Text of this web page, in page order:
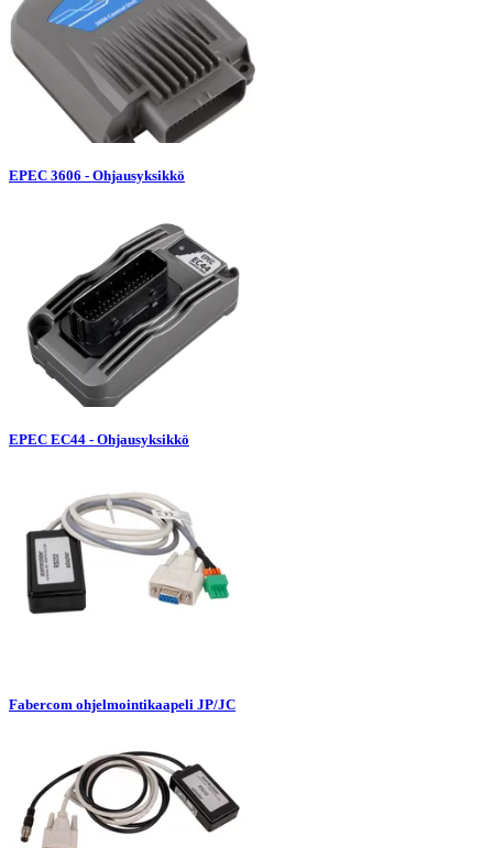
EPEC 3606 - Ohjausyksikkö
EPEC EC44 - Ohjausyksikkö
Fabercom ohjelmointikaapeli JP/JC